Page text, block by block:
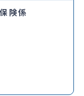
険係